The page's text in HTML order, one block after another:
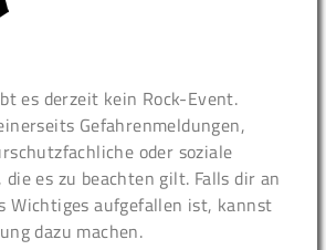
es derzeit kein Rock-Event.
Gefahrenmeldungen,
oder soziale
es zu beachten gilt. Falls dir an
Wichtiges aufgefallen ist, kannst
dazu machen.